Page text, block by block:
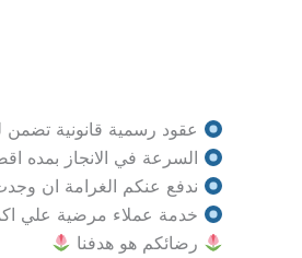
عقود رسمية قانونية
السرعة في الانجاز بمده
ندفع عنكم الغرامة ان
خدمة عملاء مرضية علي
رضائكم هو هدفنا